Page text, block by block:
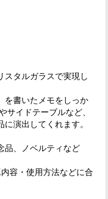
スタルガラスで実現し
を書いたメモをしっか
サイドテーブルなど、
演出してくれます。
品、ノベルティなど
容・使用方法などに合